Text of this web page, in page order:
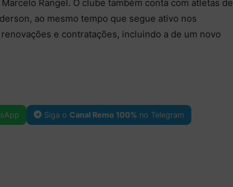
Rangel. O clube também conta com atletas de
ao mesmo tempo que segue ativo nos
e contratações, incluindo a de um novo
Siga o Canal Remo 100% no Telegram